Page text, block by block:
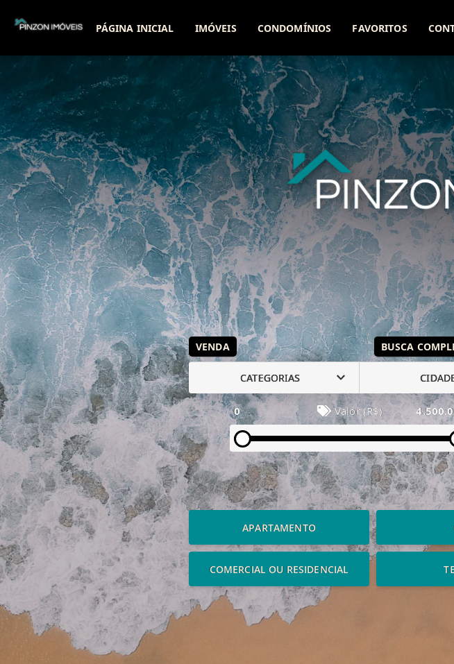
(51) 98271-
PÁGINA INICIAL IMÓVEIS CONDOMÍNIOS FAVORITOS
VENDA BUSCA
CATEGORIAS
0 Valor (R$)
APARTAMENTO
COMERCIAL OU RESIDENCIAL